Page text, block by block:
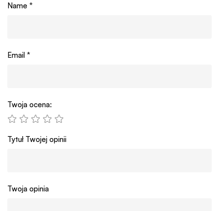
Name *
Email *
Twoja ocena:
Tytuł Twojej opinii
Twoja opinia